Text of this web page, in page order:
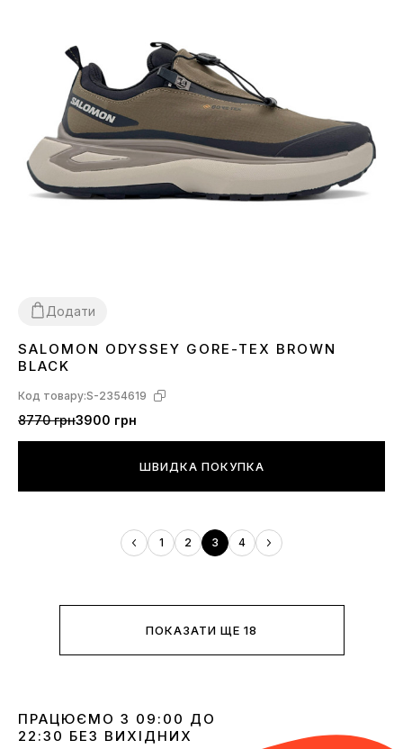
Додати
414243 44 45
SALOMON ODYSSEY GORE-TEX BROWN
BLACK
Код товару:S-2354619
8770 грн3900 грн
ШВИДКА ПОКУПКА
1 2 3 4
ПОКАЗАТИ ЩЕ 18
ПРАЦЮЄМО З 09:00 ДО
22:30 БЕЗ ВИХІДНИХ